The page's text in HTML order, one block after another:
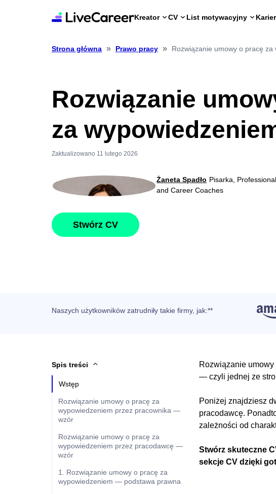
Kreator CV List motywacyjny
Strona główna » Prawo pracy » Rozwiązanie umowy o pracę
Rozwiązanie
za
Zaktualizowano 11 lutego 2026
Żaneta Spadło Pisarka,
and Career Coaches
Stwórz CV
Naszych użytkowników zatrudniły takie firmy, jak:**
Spis treści
Wstęp
Rozwiązanie umowy o pracę za
wypowiedzeniem przez pracownika —
wzór
Rozwiązanie umowy o pracę za
wypowiedzeniem przez pracodawcę —
wzór
1. Rozwiązanie umowy o pracę za
wypowiedzeniem — podstawa prawna
Rozwiązanie
— czyli jednej ze
Poniżej znajdziesz
pracodawcę.
zależności od
Stwórz skuteczne
sekcje CV dzięki